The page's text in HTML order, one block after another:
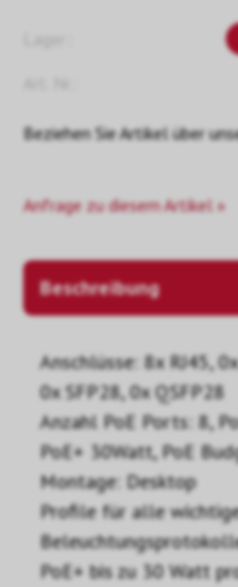
Beziehen Sie Artikel über
Anfrage zu diesem Artikel »
Beschreibung
Anschlüsse: 8x RJ45,
0x SFP28, 0x QSFP28
Anzahl PoE Ports: 8,
PoE+ 30Watt, PoE
Montage: Desktop
Profile für alle
PoE+ bis zu 30 Watt